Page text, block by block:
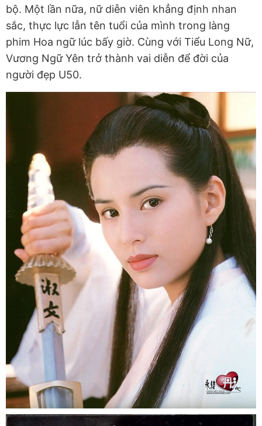
bộ. Một lần nữa, nữ diễn viên khẳng định nhan
sắc, thực lực lẫn tên tuổi của mình trong làng
phim Hoa ngữ lúc bấy giờ. Cùng với Tiểu Long Nữ,
Vương Ngữ Yên trở thành vai diễn để đời của
người đẹp U50.